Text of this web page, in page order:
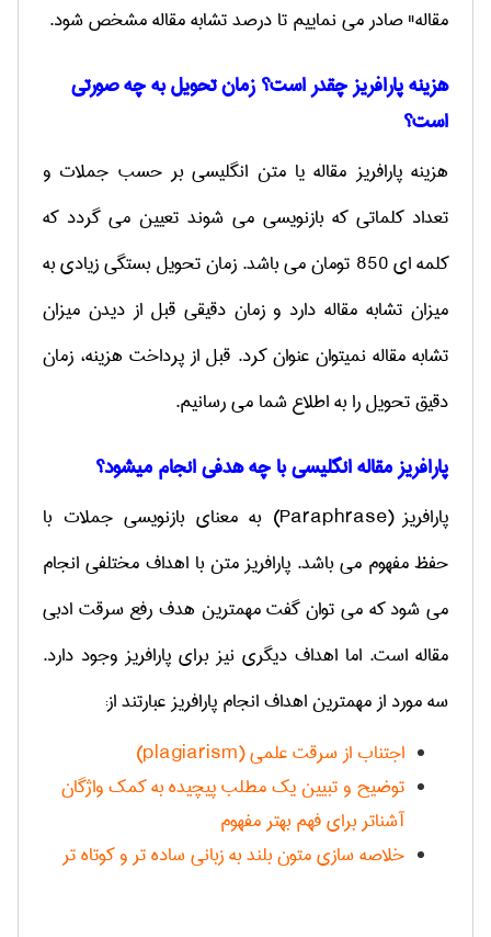
مقاله" صادر می نماییم تا درصد تشابه مقاله مشخص شود.
هزینه پارافریز چقدر است؟ زمان تحویل به چه صورتی
است؟
هزینه پارافریز مقاله یا متن انگلیسی بر حسب جملات و
تعداد کلماتی که بازنویسی می شوند تعیین می گردد که
کلمه ای 850 تومان می باشد. زمان تحویل بستگی زیادی به
میزان تشابه مقاله دارد و زمان دقیقی قبل از دیدن میزان
تشابه مقاله نمیتوان عنوان کرد. قبل از پرداخت هزینه، زمان
دقیق تحویل را به اطلاع شما می رسانیم.
پارافریز مقاله انگلیسی با چه هدفی انجام میشود؟
پارافریز(Paraphrase) به معنای بازنویسی جملات با
حفظ مفهوم می باشد. پارافریز متن با اهداف مختلفی انجام
می شود که می توان گفت مهمترین هدف رفع سرقت ادبی
مقاله است. اما اهداف دیگری نیز برای پارافریز وجود دارد.
سه مورد از مهمترین اهداف انجام پارافریز عبارتند از:
اجتناب از سرقت علمی(
plagiarism
)
توضیح و تبیین یک مطلب پیچیده به کمک واژگان
آشناتر برای فهم بهتر مفهوم
خلاصه سازی متون بلند به زبانی ساده تر و کوتاه تر